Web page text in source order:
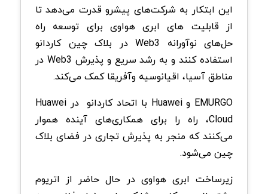
این ابتکار به شرکت‌های پیشرو قدرت می‌دهد تا
از قابلیت های ابری هواوی برای توسعه راه
حل‌های نوآورانه Web3 در بلاک چین کاردانو
استفاده کنند و به رشد سریع و پذیرش Web3 در
مناطق آسیا، اقیانوسیه وآفریقا کمک می‌کند.
EMURGO و Huawei با اتحاد کاردانو در Huawei
Cloud، راه را برای همکاری‌های آینده هموار
می‌کنند که منجر به پذیرش تجاری در فضای بلاک
چین می‌شود.
زیرساخت ابری هواوی در حال حاضر از اتریوم